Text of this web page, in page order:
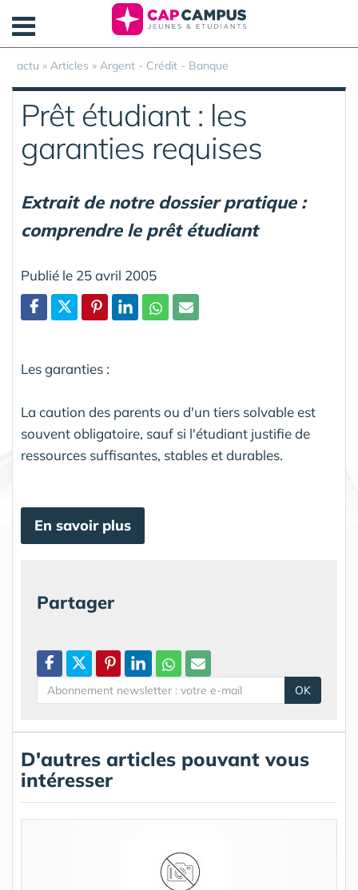
actu » Articles » Argent - Crédit - Banque
Prêt étudiant : les
garanties requises
Extrait de notre dossier pratique :
comprendre le prêt étudiant
Publié le 25 avril 2005
Les garanties :
La caution des parents ou d'un tiers solvable est
souvent obligatoire, sauf si l'étudiant justifie de
ressources suffisantes, stables et durables.
En savoir plus
Partager
OK
D'autres articles pouvant vous
intéresser
Panneau de gestion des cookies